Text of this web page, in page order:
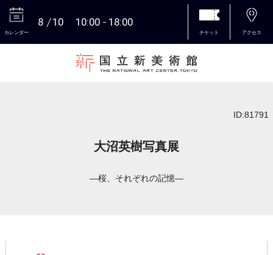
カレンダー
8 10 10:00 18:00
チケット アクセス
ID:81791
大沼英樹写真展
―桜、それぞれの記憶―